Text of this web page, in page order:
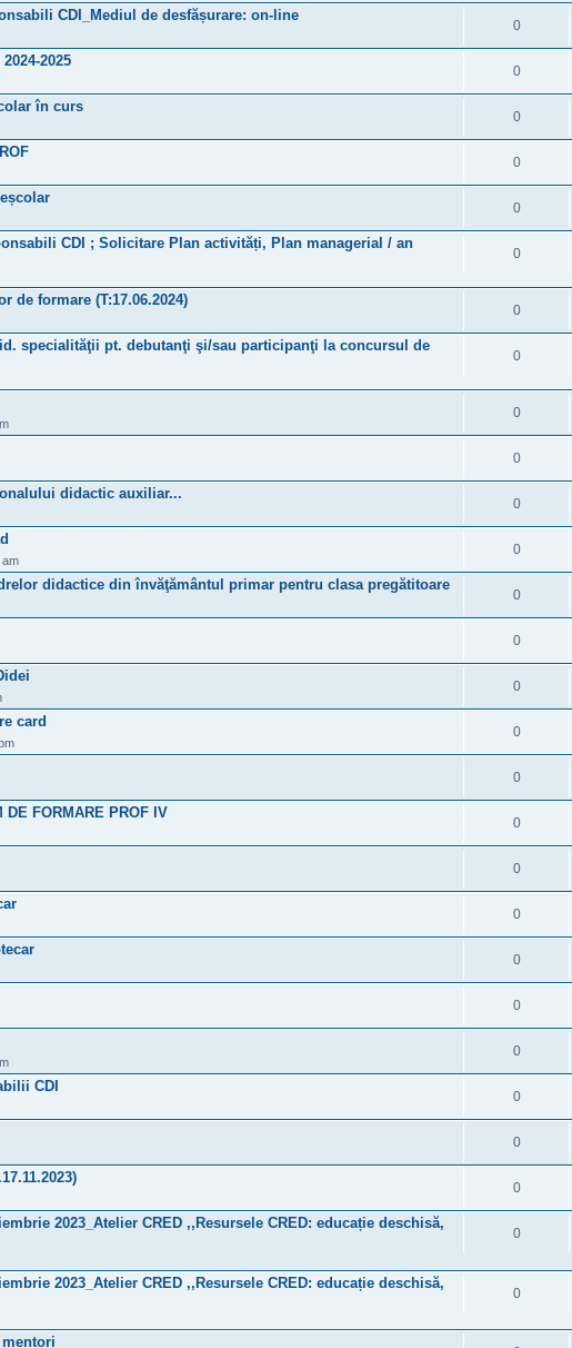
CDI_Mediul de desfășurare: on-line
0
2025
0
în curs
0
0
0
CDI ; Solicitare Plan activități, Plan managerial / an
0
de formare (T:17.06.2024)
0
specialităţii pt. debutanţi şi/sau participanţi la concursul de
0
0
0
didactic auxiliar...
0
am
0
didactice din învăţământul primar pentru clasa pregătitoare
0
0
0
card
0
0
DE FORMARE PROF IV
0
0
0
0
0
0
CDI
0
0
0
2023_Atelier CRED ,,Resursele CRED: educație deschisă,
0
2023_Atelier CRED ,,Resursele CRED: educație deschisă,
0